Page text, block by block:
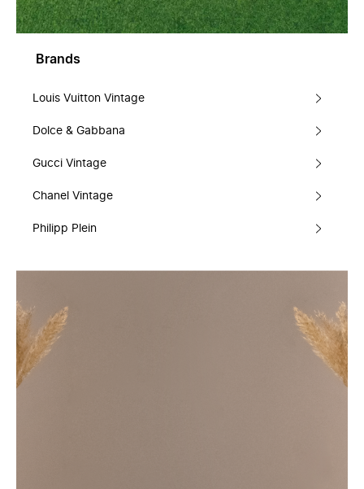
Brands
Louis Vuitton Vintage
Dolce & Gabbana
Gucci Vintage
Chanel Vintage
Philipp Plein